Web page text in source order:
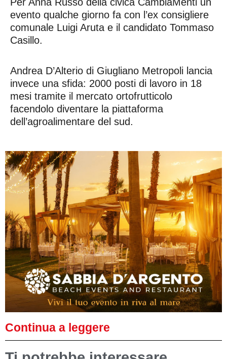
evento qualche giorno fa con l’ex consigliere
comunale Luigi Aruta e il candidato Tommaso
Casillo.
Andrea D’Alterio di Giugliano Metropoli lancia
invece una sfida: 2000 posti di lavoro in 18
mesi tramite il mercato ortofrutticolo
facendolo diventare la piattaforma
dell’agroalimentare del sud.
Continua a leggere